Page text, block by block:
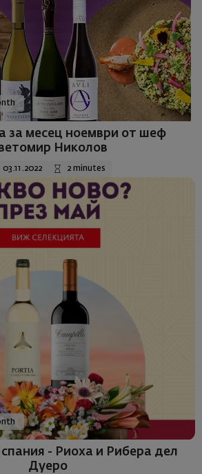
за месец ноември от шеф
Николов
03.11.2022 2 minutes
- Риоха и Рибера дел
Дуеро